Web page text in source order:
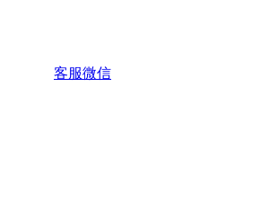
客服微信